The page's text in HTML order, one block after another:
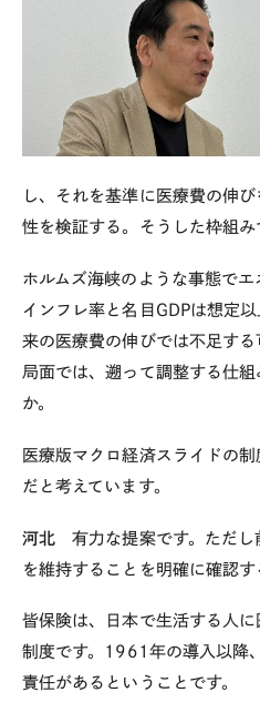
し、それを基準に医療費の伸び
性を検証する。そうした枠組み
ホルムズ海峡のような事態でエ
インフレ率と名目 GDPは想定
来の医療費の伸びでは不足す
局面では、遡って調整する仕
か。
医療版マクロ経済スライドの
だと考えています。
河北 有力な提案です。ただし
を維持することを明確に確認す
皆保険は、日本で生活する人
制度です。
1961 年の導入以降
責任があるということです。